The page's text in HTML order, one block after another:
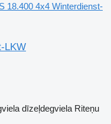
18.400 4x4 Winterdienst-
LKW
dīzeļdegviela Riteņu